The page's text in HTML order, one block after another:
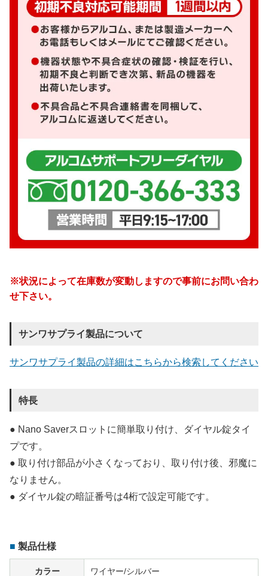
※状況によって在庫数が変動しますので事前にお問い合わ
せ下さい。
サンワサプライ製品について
サンワサプライ製品の詳細はこちらから検索してください
特長
● Nano Saverスロットに簡単取り付け、ダイヤル錠タイ
プです。
● 取り付け部品が小さくなっており、取り付け後、邪魔に
なりません。
● ダイヤル錠の暗証番号は4桁で設定可能です。
製品仕様
カラー ワイヤー/シルバー